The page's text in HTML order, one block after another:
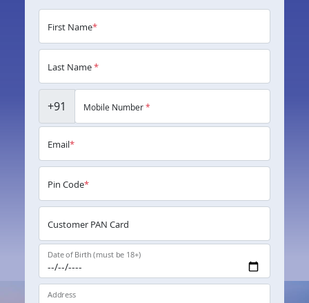
First Name*
Last Name*
+91 Mobile Number*
Email*
Pin Code*
Customer PAN Card
Date of Birth (must be 18+)
Address